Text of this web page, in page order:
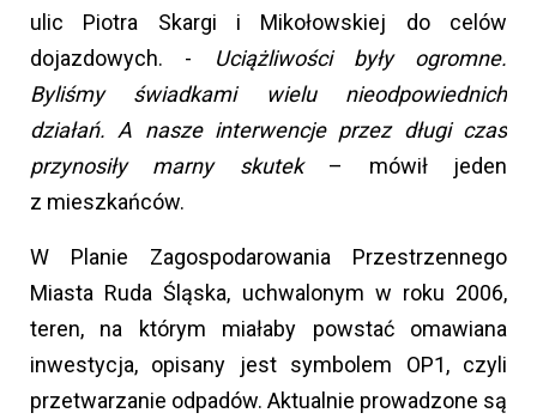
ulic Piotra Skargi i Mikołowskiej do celów
dojazdowych. -
Uciążliwości były ogromne.
Byliśmy świadkami wielu nieodpowiednich
działań. A nasze interwencje przez długi czas
przynosiły marny skutek – mówił jeden
z mieszkańców.
W Planie Zagospodarowania Przestrzennego
Miasta Ruda Śląska, uchwalonym w roku 2006,
teren, na którym miałaby powstać omawiana
inwestycja, opisany jest symbolem OP1, czyli
przetwarzanie odpadów. Aktualnie prowadzone są